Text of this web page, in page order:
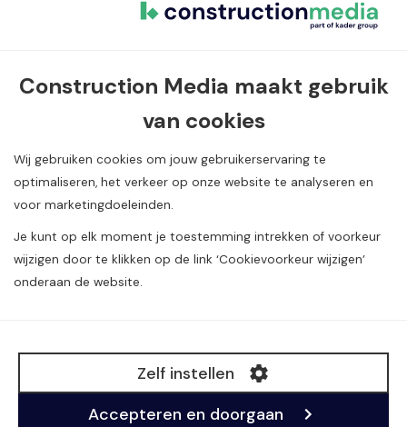
Contact informatie
Media©B.V.
BTW: NL804984980B01
KvK: 17093271
Construction Media maakt gebruik
van cookies
Wij gebruiken cookies om jouw gebruikerservaring te
optimaliseren, het verkeer op onze website te analyseren en
voor marketingdoeleinden.
Je kunt op elk moment je toestemming intrekken of voorkeur
wijzigen door te klikken op de link ‘Cookievoorkeur wijzigen’
onderaan de website.
Zelf instellen
Accepteren en doorgaan